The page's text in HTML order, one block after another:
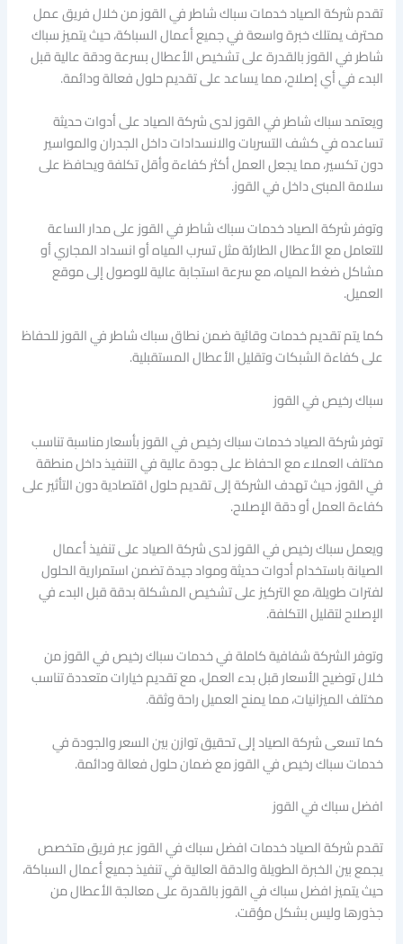
تقدم شركة الصياد خدمات سباك شاطر في القوز من خلال فريق عمل
محترف يمتلك خبرة واسعة في جميع أعمال السباكة، حيث يتميز سباك
شاطر في القوز بالقدرة على تشخيص الأعطال بسرعة ودقة عالية قبل
البدء في أي إصلاح، مما يساعد على تقديم حلول فعالة ودائمة.
ويعتمد سباك شاطر في القوز لدى شركة الصياد على أدوات حديثة
تساعده في كشف التسربات والانسدادات داخل الجدران والمواسير
دون تكسير، مما يجعل العمل أكثر كفاءة وأقل تكلفة ويحافظ على
سلامة المبنى داخل في القوز.
وتوفر شركة الصياد خدمات سباك شاطر في القوز على مدار الساعة
للتعامل مع الأعطال الطارئة مثل تسرب المياه أو انسداد المجاري أو
مشاكل ضغط المياه، مع سرعة استجابة عالية للوصول إلى موقع
العميل.
كما يتم تقديم خدمات وقائية ضمن نطاق سباك شاطر في القوز للحفاظ
على كفاءة الشبكات وتقليل الأعطال المستقبلية.
سباك رخيص في القوز
توفر شركة الصياد خدمات سباك رخيص في القوز بأسعار مناسبة تناسب
مختلف العملاء مع الحفاظ على جودة عالية في التنفيذ داخل منطقة
في القوز، حيث تهدف الشركة إلى تقديم حلول اقتصادية دون التأثير على
كفاءة العمل أو دقة الإصلاح.
ويعمل سباك رخيص في القوز لدى شركة الصياد على تنفيذ أعمال
الصيانة باستخدام أدوات حديثة ومواد جيدة تضمن استمرارية الحلول
لفترات طويلة، مع التركيز على تشخيص المشكلة بدقة قبل البدء في
الإصلاح لتقليل التكلفة.
وتوفر الشركة شفافية كاملة في خدمات سباك رخيص في القوز من
خلال توضيح الأسعار قبل بدء العمل، مع تقديم خيارات متعددة تناسب
مختلف الميزانيات، مما يمنح العميل راحة وثقة.
كما تسعى شركة الصياد إلى تحقيق توازن بين السعر والجودة في
خدمات سباك رخيص في القوز مع ضمان حلول فعالة ودائمة.
افضل سباك في القوز
تقدم شركة الصياد خدمات افضل سباك في القوز عبر فريق متخصص
يجمع بين الخبرة الطويلة والدقة العالية في تنفيذ جميع أعمال السباكة،
حيث يتميز افضل سباك في القوز بالقدرة على معالجة الأعطال من
جذورها وليس بشكل مؤقت.